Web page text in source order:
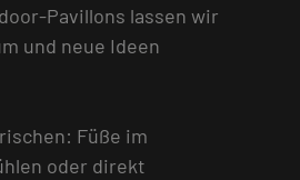
Pavillons lassen wir
und neue Ideen
Füße im
oder direkt